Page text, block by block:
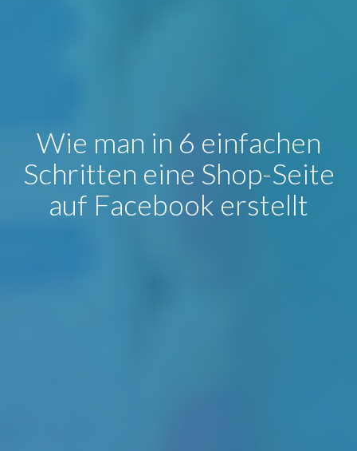
Wie man in 6 einfachen
Schritten eine Shop-Seite
auf Facebook erstellt